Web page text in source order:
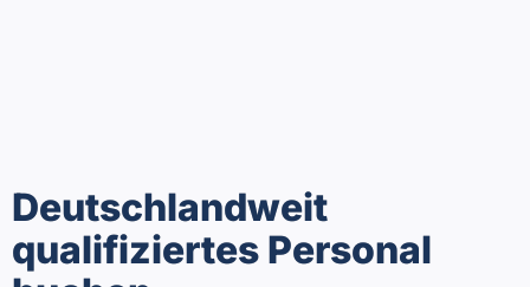
Deutschlandweit
qualifiziertes Personal